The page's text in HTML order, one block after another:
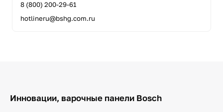
8 (800) 200-29-61
hotlineru@bshg.com.ru
Инновации, варочные панели Bosch